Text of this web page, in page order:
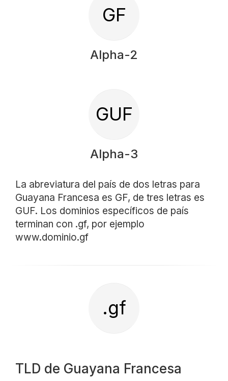
GF
Alpha-2
GUF
Alpha-3
La abreviatura del país de dos letras para
Guayana Francesa es GF, de tres letras es
GUF. Los dominios específicos de país
terminan con .gf, por ejemplo
www.dominio.gf
.gf
TLD de Guayana Francesa